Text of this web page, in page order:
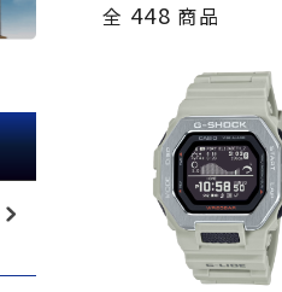
全 448 商品